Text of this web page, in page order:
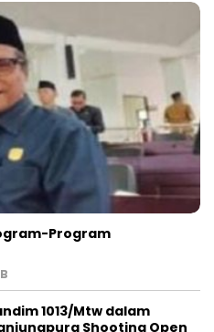
Program
1013/Mtw dalam
Shooting Open